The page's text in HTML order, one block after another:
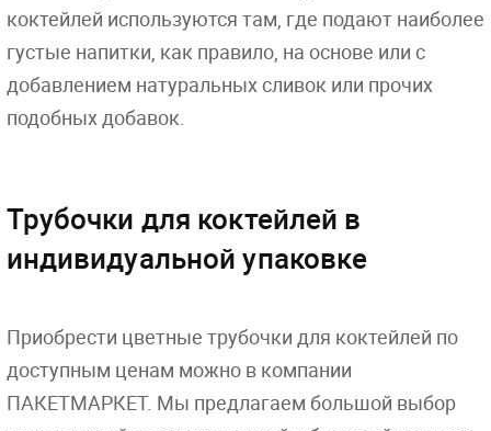
коктейлей используются там, где подают наиболее
густые напитки, как правило, на основе или с
добавлением натуральных сливок или прочих
подобных добавок.
Трубочки для коктейлей в
индивидуальной упаковке
Приобрести цветные трубочки для коктейлей по
доступным ценам можно в компании
ПАКЕТМАРКЕТ. Мы предлагаем большой выбор